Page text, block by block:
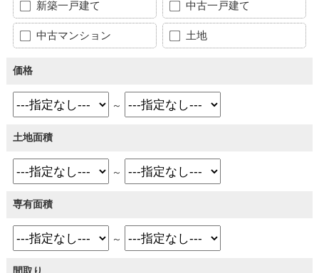
新築一戸建て 中古一戸建て
中古マンション 土地
価格
～
土地面積
～
専有面積
～